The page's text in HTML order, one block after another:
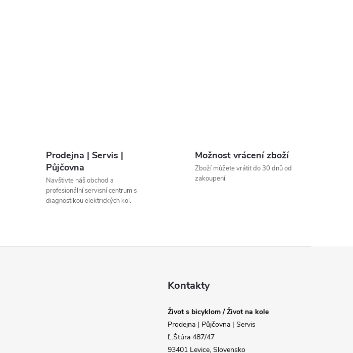
Prodejna | Servis |
Půjčovna
Navštivte náš obchod a
profesionální servisní centrum s
diagnostikou elektrických kol.
Možnost vrácení zboží
Zboží můžete vrátit do 30 dnů od
zakoupení.
Kontakty
Život s bicyklom / Život na kole
Prodejna | Půjčovna | Servis
Ľ.Štúra 487/47
93401 Levice, Slovensko